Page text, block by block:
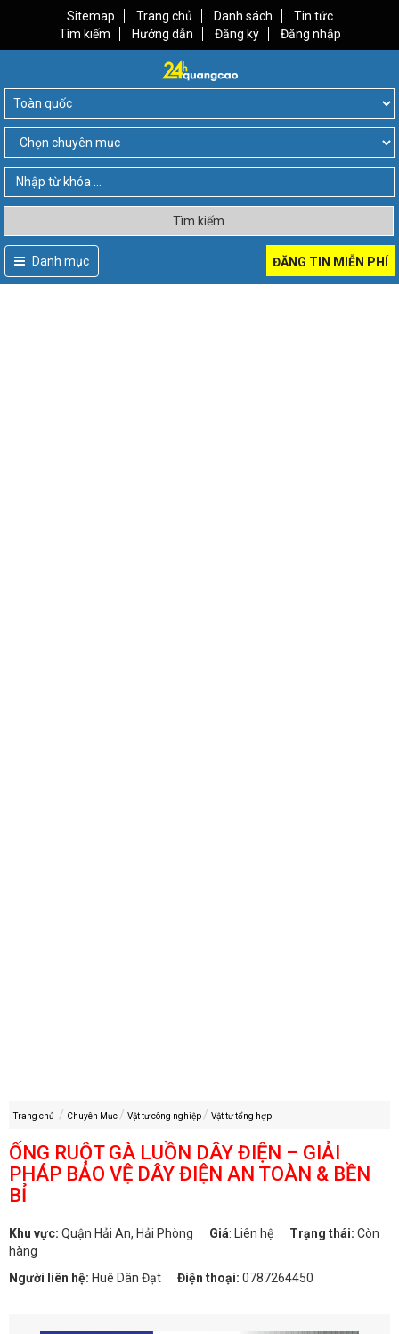
Sitemap Trang chủ Danh sách
Tin tức
Tìm kiếm
Hướng dẫn Đăng ký Đăng nhập
Tìm kiếm
Danh mục ĐĂNG TIN MIỄN PHÍ
Trang chủ Chuyên Mục Vật tư công nghiệp Vật tư tổng hợp
ỐNG RUỘT GÀ LUỒN DÂY ĐIỆN – GIẢI
PHÁP BẢO VỆ DÂY ĐIỆN AN TOÀN & BỀN
BỈ
Khu vực: Quận Hải An, Hải Phòng Giá: Liên hệ Trạng thái: Còn
hàng
Người liên hệ: Huê Dân Đạt Điện thoại: 0787264450